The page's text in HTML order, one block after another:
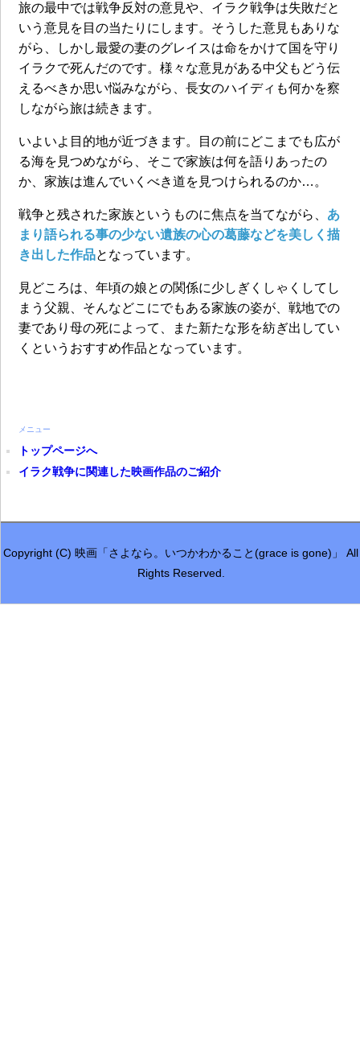
旅の最中では戦争反対の意見や、イラク戦争は失敗だと
いう意見を目の当たりにします。そうした意見もありな
がら、しかし最愛の妻のグレイスは命をかけて国を守り
イラクで死んだのです。様々な意見がある中父もどう伝
えるべきか思い悩みながら、長女のハイディも何かを察
しながら旅は続きます。
いよいよ目的地が近づきます。目の前にどこまでも広が
る海を見つめながら、そこで家族は何を語りあったの
か、家族は進んでいくべき道を見つけられるのか…。
戦争と残された家族というものに焦点を当てながら、 あ
まり語られる事の少ない遺族の心の葛藤などを美しく描
き出した作品となっています。
見どころは、年頃の娘との関係に少しぎくしゃくしてし
まう父親、そんなどこにでもある家族の姿が、戦地での
妻であり母の死によって、また新たな形を紡ぎ出してい
くというおすすめ作品となっています。
メニュー
トップページへ
イラク戦争に関連した映画作品のご紹介
Copyright (C) 映画「さよなら。いつかわかること(grace is gone)」 All
Rights Reserved.